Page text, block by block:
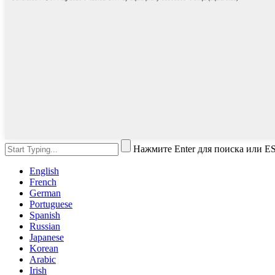
Нажмите Enter для поиска или
English
French
German
Portuguese
Spanish
Russian
Japanese
Korean
Arabic
Irish